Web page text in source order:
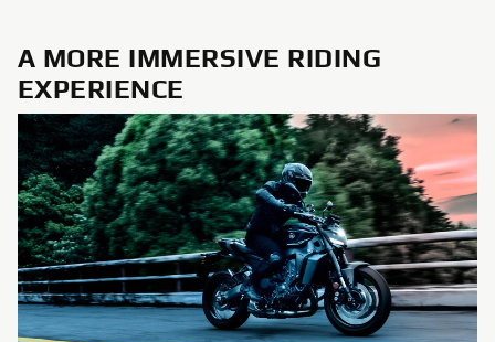
A MORE IMMERSIVE RIDING
EXPERIENCE